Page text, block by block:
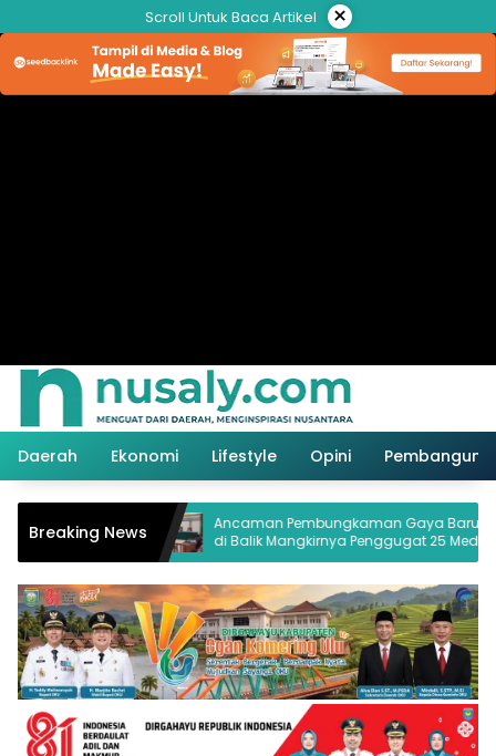
ke
konten
Scroll Untuk Baca Artikel ×
Daerah Ekonomi Lifestyle Opini
Breaking NewsAncaman Pembungkaman Gaya Baru
di Balik Mangkirnya Penggugat 25 Media
Palembang